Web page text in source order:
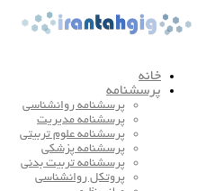
خانه
پرسشنامه
پرسشنامه روانشناسی
پرسشنامه مدیریت
پرسشنامه علوم تربیتی
پرسشنامه پزشکی
پرسشنامه تربیت بدنی
پروتکل روانشناسی